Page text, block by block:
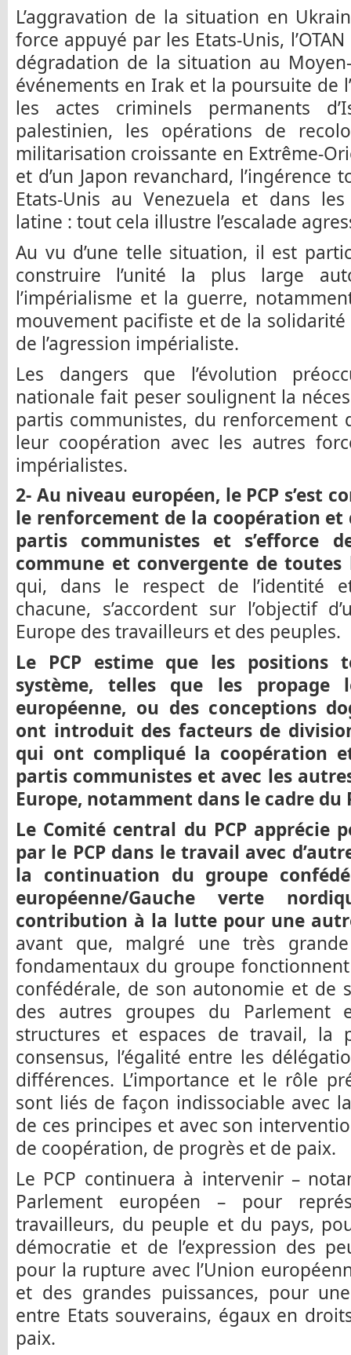
L’aggravation de la situation en
force appuyé par les Etats-Unis,
dégradation de la situation au
événements en Irak et la poursuite de
les actes criminels permanents
palestinien, les opérations de
militarisation croissante en Extrême-
et d’un Japon revanchard, l’ingérence
Etats-Unis au Venezuela et dans les
latine : tout cela illustre l’escalade
Au vu d’une telle situation, il est
construire l’unité la plus large
l’impérialisme et la guerre,
mouvement pacifiste et de la
de l’agression impérialiste.
Les dangers que l’évolution
nationale fait peser soulignent la
partis communistes, du renforcement
leur coopération avec les autres
impérialistes.
2- Au niveau européen, le PCP s’est
le renforcement de la coopération
partis communistes et s’efforce
commune et convergente de toutes
qui, dans le respect de l’identité
chacune, s’accordent sur l’objectif
Europe des travailleurs et des peuples.
Le PCP estime que les positions
système, telles que les
européenne, ou des conceptions
ont introduit des facteurs de
qui ont compliqué la coopération
partis communistes et avec les
Europe, notamment dans le cadre du
Le Comité central du PCP apprécie
par le PCP dans le travail avec
la continuation du groupe
européenne/Gauche verte
contribution à la lutte pour une
avant que, malgré une très
fondamentaux du groupe
confédérale, de son autonomie et de
des autres groupes du Parlement
structures et espaces de travail, la
consensus, l’égalité entre les
différences. L’importance et le rôle
sont liés de façon indissociable avec
de ces principes et avec son
de coopération, de progrès et de paix.
Le PCP continuera à intervenir –
Parlement européen – pour
travailleurs, du peuple et du pays,
démocratie et de l’expression des
pour la rupture avec l’Union
et des grandes puissances, pour
entre Etats souverains, égaux en
paix.